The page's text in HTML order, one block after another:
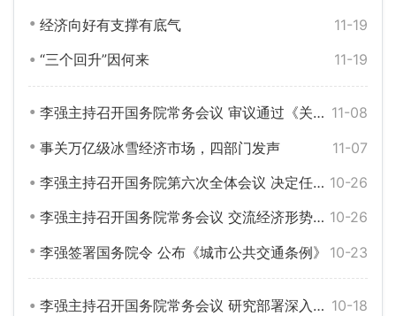
11-19
经济向好有支撑有底气
11-19
“三个回升”因何来
11-08
李强主持召开国务院常务会议 审议通过《关于促进外贸稳定增长的若干政策措施》等
11-07
事关万亿级冰雪经济市场，四部门发声
10-26
李强主持召开国务院第六次全体会议 决定任命岑浩辉为澳门特别行政区第六任行政长官
10-26
李强主持召开国务院常务会议 交流经济形势和一揽子增量政策落实调研情况等
10-23
李强签署国务院令 公布《城市公共交通条例》
10-18
李强主持召开国务院常务会议 研究部署深入推进全国统一大市场建设的有关举措等